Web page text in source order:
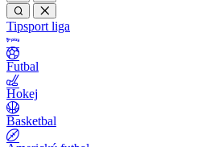
Tipsport liga
Futbal
Hokej
Basketbal